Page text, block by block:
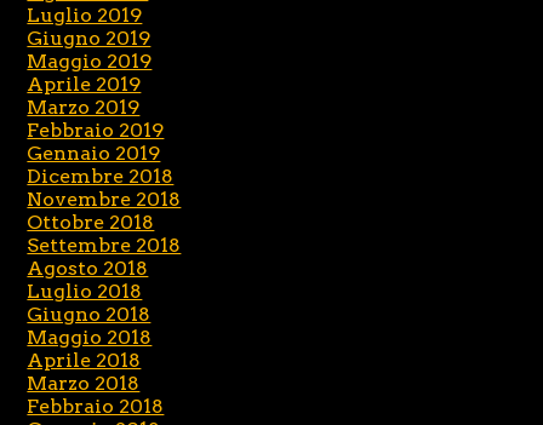
Luglio 2019
Giugno 2019
Maggio 2019
Aprile 2019
Marzo 2019
Febbraio 2019
Gennaio 2019
Dicembre 2018
Novembre 2018
Ottobre 2018
Settembre 2018
Agosto 2018
Luglio 2018
Giugno 2018
Maggio 2018
Aprile 2018
Marzo 2018
Febbraio 2018